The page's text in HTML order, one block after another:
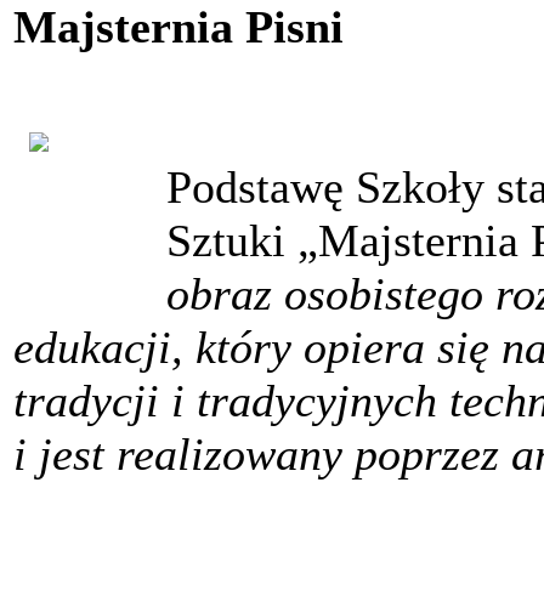
Majsternia Pisni
Podstawę Szkoły
Sztuki „Majsternia
obraz osobistego
edukacji, który opiera się
tradycji i tradycyjnych
i jest realizowany poprzez